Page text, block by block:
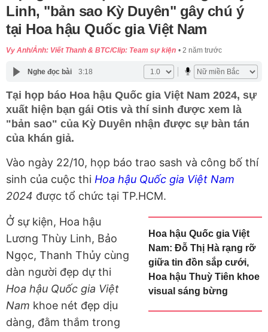
Linh, "bản sao Kỳ Duyên" gây chú ý
tại Hoa hậu Quốc gia Việt Nam
Vy Anh/Ảnh: Viết Thanh & BTC/Clip: Team sự kiện 2 năm trước
Nghe đọc bài 3:18
Tại họp báo Hoa hậu Quốc gia Việt Nam 2024, sự
xuất hiện bạn gái Otis và thí sinh được xem là
"bản sao" của Kỳ Duyên nhận được sự bàn tán
của khán giả.
Vào ngày 22/10, họp báo trao sash và công bố thí
sinh của cuộc thi Hoa hậu Quốc gia Việt Nam
2024 được tổ chức tại TP.HCM.
Hoa hậu Quốc gia Việt
Nam: Đỗ Thị Hà rạng rỡ
giữa tin đồn sắp cưới,
Hoa hậu Thuỳ Tiên khoe
visual sáng bừng
Ở sự kiện, Hoa hậu
Lương Thùy Linh, Bảo
Ngọc, Thanh Thủy cùng
dàn người đẹp dự thi
Hoa hậu Quốc gia Việt
Nam khoe nét đẹp dịu
dàng, đằm thắm trong